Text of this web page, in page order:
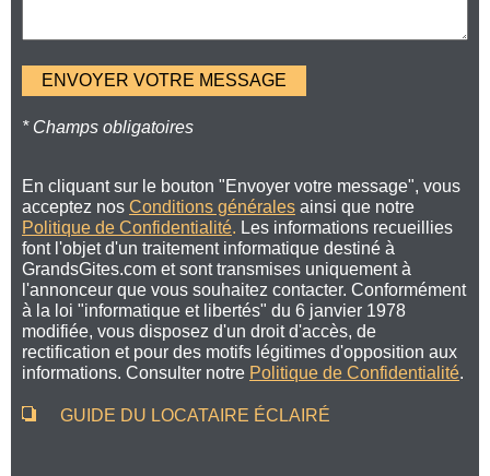
* Champs obligatoires
En cliquant sur le bouton "Envoyer votre message", vous
acceptez nos Conditions générales ainsi que notre
Politique de Confidentialité. Les informations recueillies
font l'objet d'un traitement informatique destiné à
GrandsGites.com et sont transmises uniquement à
l'annonceur que vous souhaitez contacter. Conformément
à la loi "informatique et libertés" du 6 janvier 1978
modifiée, vous disposez d'un droit d'accès, de
rectification et pour des motifs légitimes d'opposition aux
informations. Consulter notre Politique de Confidentialité.
GUIDE DU LOCATAIRE ÉCLAIRÉ